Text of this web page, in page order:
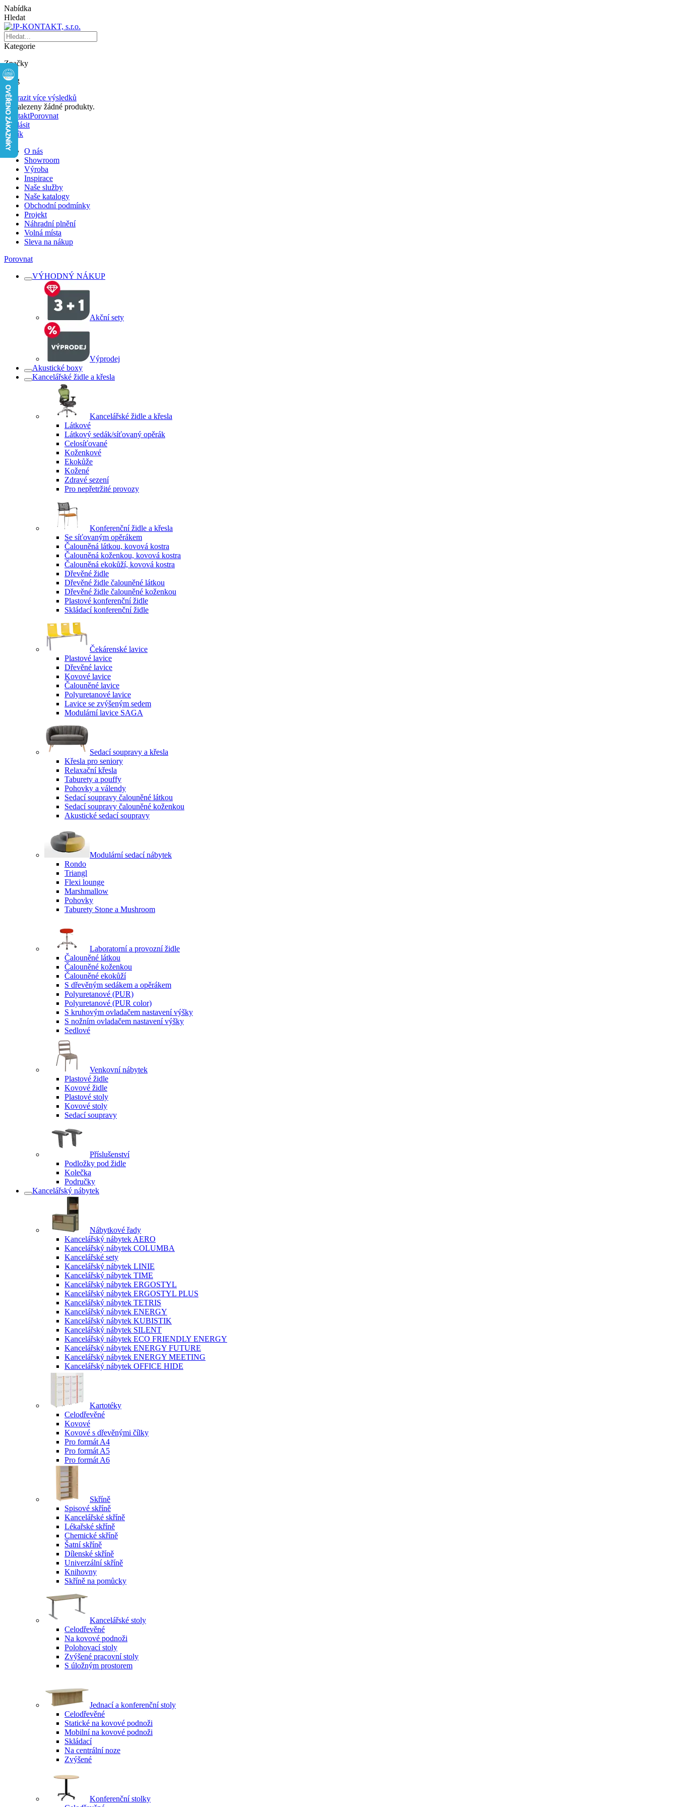
Nabídka
Hledat
Kategorie
Značky
Blog
Zobrazit více výsledků
Nenalezeny žádné produkty.
KontaktPorovnat
Přihlásit
Košík
O nás
Showroom
Výroba
Inspirace
Naše služby
Naše katalogy
Obchodní podmínky
Projekt
Náhradní plnění
Volná místa
Sleva na nákup
Porovnat
VÝHODNÝ NÁKUP
Akční sety
Výprodej
Akustické boxy
Kancelářské židle a křesla
Kancelářské židle a křesla
Látkové
Látkový sedák/síťovaný opěrák
Celosíťované
Koženkové
Ekokůže
Kožené
Zdravé sezení
Pro nepřetržité provozy
Konferenční židle a křesla
Se síťovaným opěrákem
Čalouněná látkou, kovová kostra
Čalouněná koženkou, kovová kostra
Čalouněná ekokůží, kovová kostra
Dřevěné židle
Dřevěné židle čalouněné látkou
Dřevěné židle čalouněné koženkou
Plastové konferenční židle
Skládací konferenční židle
Čekárenské lavice
Plastové lavice
Dřevěné lavice
Kovové lavice
Čalouněné lavice
Polyuretanové lavice
Lavice se zvýšeným sedem
Modulární lavice SAGA
Sedací soupravy a křesla
Křesla pro seniory
Relaxační křesla
Taburety a pouffy
Pohovky a válendy
Sedací soupravy čalouněné látkou
Sedací soupravy čalouněné koženkou
Akustické sedací soupravy
Modulární sedací nábytek
Rondo
Triangl
Flexi lounge
Marshmallow
Pohovky
Taburety Stone a Mushroom
Laboratorní a provozní židle
Čalouněné látkou
Čalouněné koženkou
Čalouněné ekokůží
S dřevěným sedákem a opěrákem
Polyuretanové (PUR)
Polyuretanové (PUR color)
S kruhovým ovladačem nastavení výšky
S nožním ovladačem nastavení výšky
Sedlové
Venkovní nábytek
Plastové židle
Kovové židle
Plastové stoly
Kovové stoly
Sedací soupravy
Příslušenství
Podložky pod židle
Kolečka
Područky
Kancelářský nábytek
Nábytkové řady
Kancelářský nábytek AERO
Kancelářský nábytek COLUMBA
Kancelářské sety
Kancelářský nábytek LINIE
Kancelářský nábytek TIME
Kancelářský nábytek ERGOSTYL
Kancelářský nábytek ERGOSTYL PLUS
Kancelářský nábytek TETRIS
Kancelářský nábytek ENERGY
Kancelářský nábytek KUBISTIK
Kancelářský nábytek SILENT
Kancelářský nábytek ECO FRIENDLY ENERGY
Kancelářský nábytek ENERGY FUTURE
Kancelářský nábytek ENERGY MEETING
Kancelářský nábytek OFFICE HIDE
Kartotéky
Celodřevěné
Kovové
Kovové s dřevěnými čílky
Pro formát A4
Pro formát A5
Pro formát A6
Skříně
Spisové skříně
Kancelářské skříně
Lékařské skříně
Chemické skříně
Šatní skříně
Dílenské skříně
Univerzální skříně
Knihovny
Skříně na pomůcky
Kancelářské stoly
Celodřevěné
Na kovové podnoži
Polohovací stoly
Zvýšené pracovní stoly
S úložným prostorem
Jednací a konferenční stoly
Celodřevěné
Statické na kovové podnoži
Mobilní na kovové podnoži
Skládací
Na centrální noze
Zvýšené
Konferenční stolky